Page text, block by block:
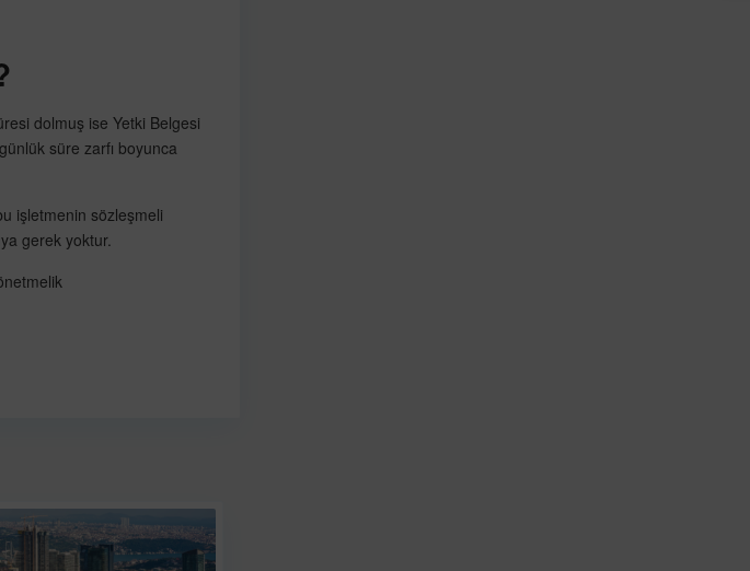
dolmuş ise Yetki Belgesi
süre zarfı boyunca
işletmenin sözleşmeli
gerek yoktur.